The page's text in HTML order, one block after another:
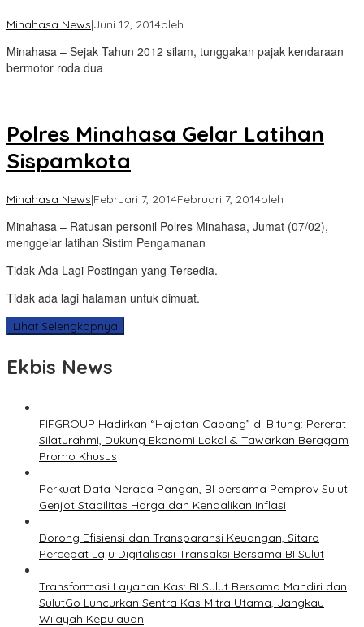
Minahasa News|Juni 12, 2014oleh
Minahasa – Sejak Tahun 2012 silam, tunggakan pajak kendaraan
bermotor roda dua
Polres Minahasa Gelar Latihan
Sispamkota
Minahasa News|Februari 7, 2014Februari 7, 2014oleh
Minahasa – Ratusan personil Polres Minahasa, Jumat (07/02),
menggelar latihan Sistim Pengamanan
Tidak Ada Lagi Postingan yang Tersedia.
Tidak ada lagi halaman untuk dimuat.
Lihat Selengkapnya
Ekbis News
FIFGROUP Hadirkan “Hajatan Cabang” di Bitung: Pererat
Silaturahmi, Dukung Ekonomi Lokal & Tawarkan Beragam
Promo Khusus
Perkuat Data Neraca Pangan, BI bersama Pemprov Sulut
Genjot Stabilitas Harga dan Kendalikan Inflasi
Dorong Efisiensi dan Transparansi Keuangan, Sitaro
Percepat Laju Digitalisasi Transaksi Bersama BI Sulut
Transformasi Layanan Kas: BI Sulut Bersama Mandiri dan
SulutGo Luncurkan Sentra Kas Mitra Utama, Jangkau
Wilayah Kepulauan